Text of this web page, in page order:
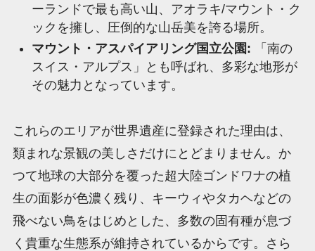
ーランドで最も高い山、アオラキ/マウント・ク
ックを擁し、圧倒的な山岳美を誇る場所。
マウント・アスパイアリング国立公園: 「南の
スイス・アルプス」とも呼ばれ、多彩な地形が
その魅力となっています。
これらのエリアが世界遺産に登録された理由は、
類まれな景観の美しさだけにとどまりません。か
つて地球の大部分を覆った超大陸ゴンドワナの植
生の面影が色濃く残り、キーウィやタカヘなどの
飛べない鳥をはじめとした、多数の固有種が息づ
く貴重な生態系が維持されているからです。さら